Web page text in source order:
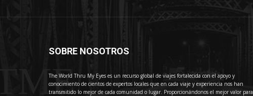
SOBRE NOSOTROS
The World Thru My Eyes es un recurso global de viajes fortalecida con el apoyo y
conocimiento de cientos de expertos locales que en cada viaje y experiencia nos han
transmitido lo mejor de cada comunidad o lugar. Proporcionándonos el mejor valor para